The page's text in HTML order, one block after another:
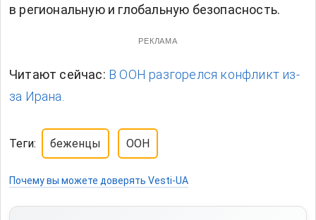
в региональную и глобальную безопасность.
РЕКЛАМА
Читают сейчас: В ООН разгорелся конфликт из-
за Ирана.
Теги: беженцы ООН
Почему вы можете доверять Vesti-UA